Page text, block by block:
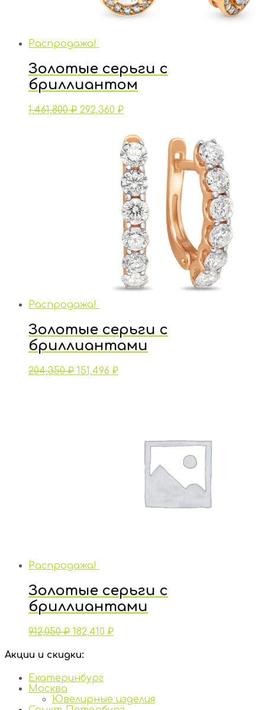
Распродажа!
Золотые серьги с
бриллиантом
1,461,800₽ 292,360 ₽
Распродажа!
Золотые серьги с
бриллиантами
204,350₽ 151,496 ₽
Распродажа!
Золотые серьги с
бриллиантами
912,050₽ 182,410 ₽
Акции и скидки:
Екатеринбург
Москва
Ювелирные изделия